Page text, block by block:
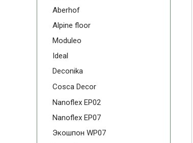
Aberhof
Alpine floor
Moduleo
Ideal
Deconika
Cosca Decor
Nanoflex EP02
Nanoflex EP07
Экошпон WP07